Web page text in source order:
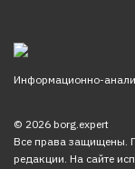
Информационно-
© 2026 borg.expert
Все права защищены.
редакции. На сайте